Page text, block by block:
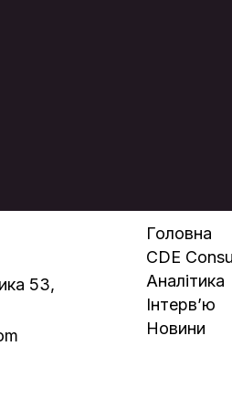
53,
Головна
CDE
Аналітика
Інтерв’ю
Новини